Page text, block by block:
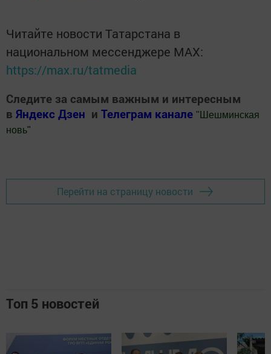
Читайте новости Татарстана в
национальном мессенджере MАХ:
https://max.ru/tatmedia
Следите за самым важным и интересным
в Яндекс Дзен и Телеграм канале " Шешминская
новь"
Перейти на страницу новости
Топ 5 новостей